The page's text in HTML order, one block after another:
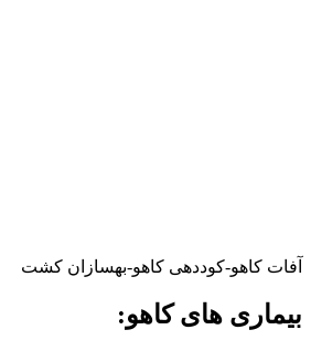
آفات کاهو-کوددهی کاهو-بهسازان کشت
بیماری های کاهو: